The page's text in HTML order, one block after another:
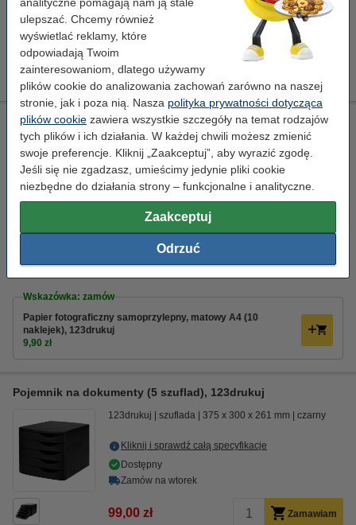
ulepszać. Chcemy również
wyświetlać reklamy, które
odpowiadają Twoim
zainteresowaniom, dlatego używamy
plików cookie do analizowania zachowań zarówno na naszej
stronie, jak i poza nią. Nasza polityka prywatności dotycząca
plików cookie zawiera wszystkie szczegóły na temat rodzajów
tych plików i ich działania. W każdej chwili możesz zmienić
swoje preferencje. Kliknij „Zaakceptuj”, aby wyrazić zgodę.
Jeśli się nie zgadzasz, umieścimy jedynie pliki cookie
niezbędne do działania strony – funkcjonalne i analityczne.
Zaakceptuj
Odrzuć
Uchwyt magnetyczny do tablic suchościeralnych, duży,
123drukuj
19,90 zł
Płyn do tablic suchościeralnych 123drukuj (250 ml)
12,90 zł
Papier fotograficzny samoprzylepny, błyszczący A4 (10
naklejek), 123drukuj
123drukuj papier fotograficzny A4 10 kartek
Kliknij i sprawdź całą specyfikacje
Zamów na wtorek
Wskazówka: zamów
Papier fotograficzny samoprzylepny, matowy A4 (10
naklejek), 123drukuj
9,90 zł
Pojemnik na dokumenty (5 szuflad), 123drukuj
123drukuj szuflada 375 x 300 x 261 mm czarny
Kliknij i sprawdź całą specyfikacje
Dostępny
Zamów na wtorek
99,00 zł Zamawiam